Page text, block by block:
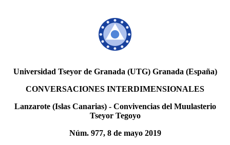
Universidad Tseyor de Granada (UTG) Granada (España)
CONVERSACIONES INTERDIMENSIONALES
Lanzarote (Islas Canarias) - Convivencias del Muulasterio
Tseyor Tegoyo
Núm. 977, 8 de mayo 2019